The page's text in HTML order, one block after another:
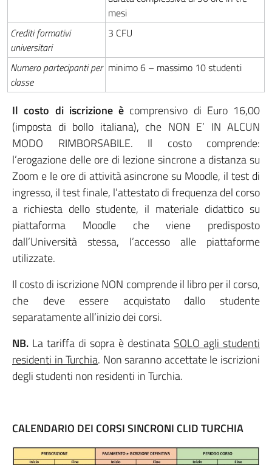
mesi
Crediti formativi
universitari
3 CFU
Numero partecipanti per
classe
minimo 6 – massimo 10 studenti
Il costo di iscrizione è comprensivo di Euro 16,00
(imposta di bollo italiana), che NON E’ IN ALCUN
MODO RIMBORSABILE. Il costo comprende:
l’erogazione delle ore di lezione sincrone a distanza su
Zoom e le ore di attività asincrone su Moodle, il test di
ingresso, il test finale, l’attestato di frequenza del corso
a richiesta dello studente, il materiale didattico su
piattaforma Moodle che viene predisposto
dall’Università stessa, l’accesso alle piattaforme
utilizzate.
Il costo di iscrizione NON comprende il libro per il corso,
che deve essere acquistato dallo studente
separatamente all’inizio dei corsi.
NB. La tariffa di sopra è destinata SOLO agli studenti
residenti in Turchia. Non saranno accettate le iscrizioni
degli studenti non residenti in Turchia.
CALENDARIO DEI CORSI SINCRONI CLID TURCHIA